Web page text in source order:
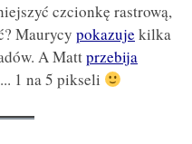
czcionkę rastrową,
Maurycy pokazuje kilka
A Mattprzebija
1 na 5 pikseli